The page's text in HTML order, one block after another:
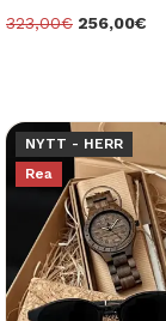
323,00€ 256,00€
NYTT - HERR
Rea